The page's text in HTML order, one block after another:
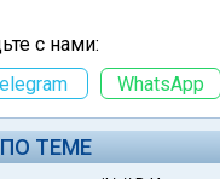
с нами:
WhatsApp
ТЕМЕ